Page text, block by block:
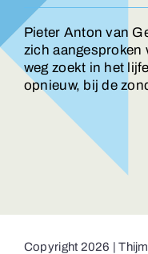
ZOEKEN
NAAR:
Pieter Anton van
zich aangesproken
weg zoekt in het
opnieuw, bij de
Copyright 2026 |